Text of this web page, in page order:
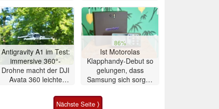
Antigravity A1 im Test:
immersive 360°-
Drohne macht der DJI
Avata 360 leichte
86%
Ist Motorolas
Klapphandy-Debut so
gelungen, dass
Samsung sich sorgen
Smartphone im Test
Nächste Seite ⟩